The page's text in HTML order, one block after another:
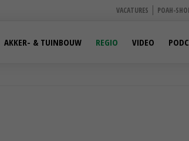
VACATURES POAH-
AKKER- & TUINBOUW REGIO VIDEO